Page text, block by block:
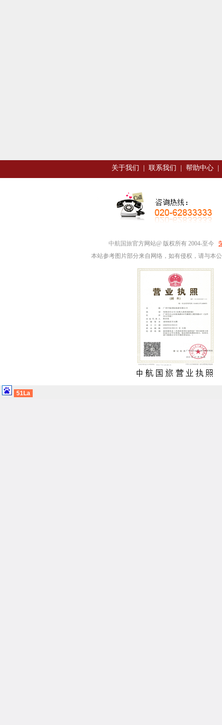
关于我们 联系我们 帮助中心
中航国旅官方网站@ 版权所有 2004-至今
本站参考图片部分来自网络，如有侵权，请与本
51La